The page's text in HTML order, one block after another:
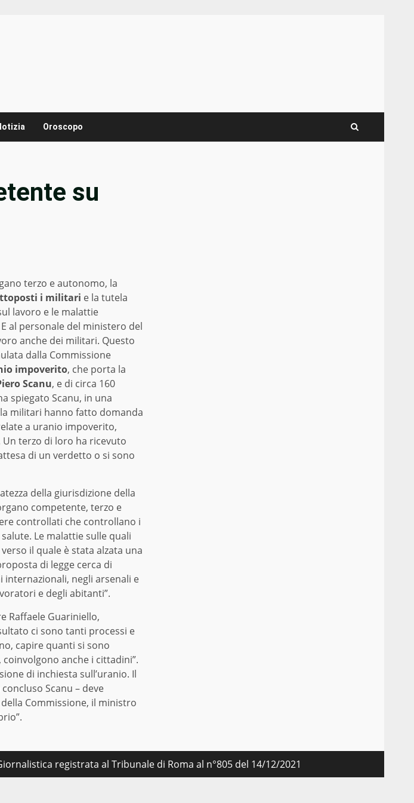
Oroscopo
su
terzo e autonomo, la
i militari e la tutela
lavoro e le malattie
E al personale del ministero del
anche dei militari. Questo
dalla Commissione
impoverito, che porta la
Scanu, e di circa 160
spiegato Scanu, in una
militari hanno fatto domanda
a uranio impoverito,
terzo di loro ha ricevuto
di un verdetto o si sono
della giurisdizione della
competente, terzo e
controllati che controllano i
Le malattie sulle quali
il quale è stata alzata una
di legge cerca di
negli arsenali e
e degli abitanti”.
Raffaele Guariniello,
ci sono tanti processi e
capire quanti si sono
anche i cittadini”.
di inchiesta sull’uranio. Il
Scanu – deve
Commissione, il ministro
registrata al Tribunale di Roma al n°805 del 14/12/2021